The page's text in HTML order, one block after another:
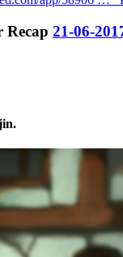
Recap 21-06-